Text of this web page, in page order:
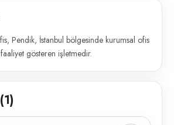
Pendik, İstanbul bölgesinde kurumsal ofis
gösteren işletmedir.
1)